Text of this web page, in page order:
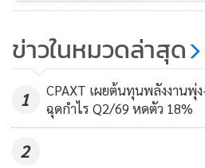
โดย GULF ได้เข้าลงทุนในโครงการ
2565 ในส่วนของการลงทุนใน
กำไร Core Profit จำนวน 1,527 ล้
หรือเพิ่มขึ้น 37% YoY จากผลการด
และกำไรจากการจำหน่ายเงินลงทุน
ในบริษัท แรบบิท-ไลน์เพย์ จำกัด
977
บริษัทจีน
แห่งใน "
ข่าวในหมวดล่าสุด
1
CPAXT เผยต้นทุนพลังงานพุ่
ฉุดกำไร Q2/69 หดตัว 18%
2